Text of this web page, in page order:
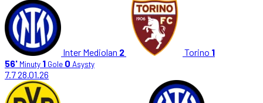
Inter Mediolan 2 Torino 1
56' Minuty 1 Gole 0 Asysty
7.728.01.26